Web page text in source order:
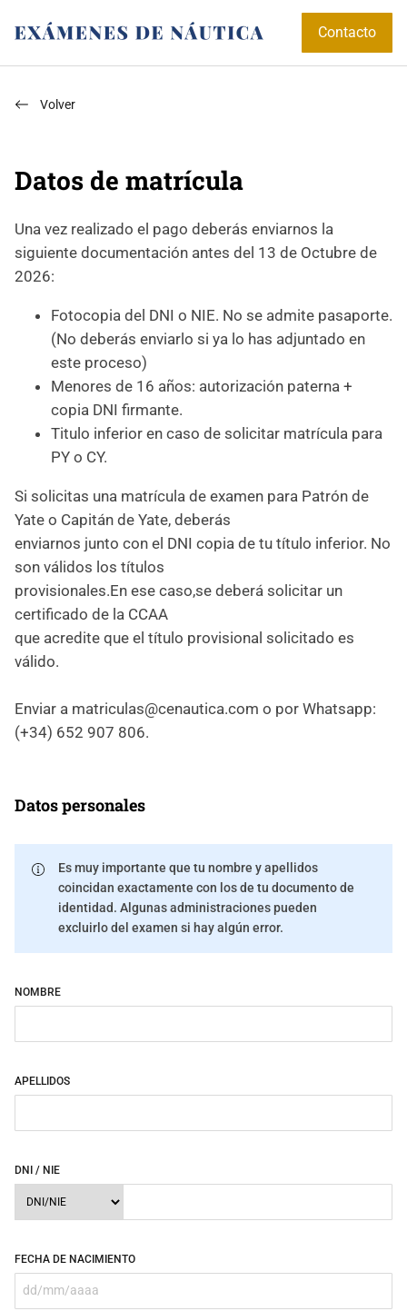
Contacto
Volver
Datos de matrícula
Una vez realizado el pago deberás enviarnos la
siguiente documentación antes del 13 de Octubre de
2026:
Fotocopia del DNI o NIE. No se admite pasaporte.
(No deberás enviarlo si ya lo has adjuntado en
este proceso)
Menores de 16 años: autorización paterna +
copia DNI firmante.
Titulo inferior en caso de solicitar matrícula para
PY o CY.
Si solicitas una matrícula de examen para Patrón de
Yate o Capitán de Yate, deberás
enviarnos junto con el DNI copia de tu título inferior. No
son válidos los títulos
provisionales.En ese caso,se deberá solicitar un
certificado de la CCAA
que acredite que el título provisional solicitado es
válido.
Enviar a matriculas@cenautica.com o por Whatsapp:
(+34) 652 907 806.
Datos personales
Es muy importante que tu nombre y apellidos
coincidan exactamente con los de tu documento de
identidad. Algunas administraciones pueden
excluirlo del examen si hay algún error.
NOMBRE
APELLIDOS
DNI / NIE
FECHA DE NACIMIENTO